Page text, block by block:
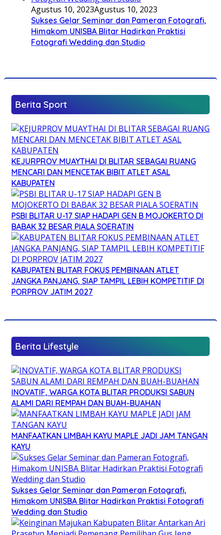
Agustus 10, 2023Agustus 10, 2023
Sukses Gelar Seminar dan Pameran Fotografi,
Himakom UNISBA Blitar Hadirkan Praktisi
Fotografi Wedding dan Studio
Berita Sport
KEJURPROV MUAYTHAI DI BLITAR SEBAGAI RUANG
MENCARI DAN MENCETAK BIBIT ATLET ASAL
KABUPATEN
PSBI BLITAR U-17 SIAP HADAPI GEN B MOJOKERTO DI
BABAK 32 BESAR PIALA SOERATIN
KABUPATEN BLITAR FOKUS PEMBINAAN ATLET
JANGKA PANJANG, SIAP TAMPIL LEBIH KOMPETITIF DI
PORPROV JATIM 2027
Berita Lifestyle
INOVATIF, WARGA KOTA BLITAR PRODUKSI SABUN
ALAMI DARI REMPAH DAN BUAH-BUAHAN
MANFAATKAN LIMBAH KAYU MAPLE JADI JAM TANGAN
KAYU
Sukses Gelar Seminar dan Pameran Fotografi,
Himakom UNISBA Blitar Hadirkan Praktisi Fotografi
Wedding dan Studio